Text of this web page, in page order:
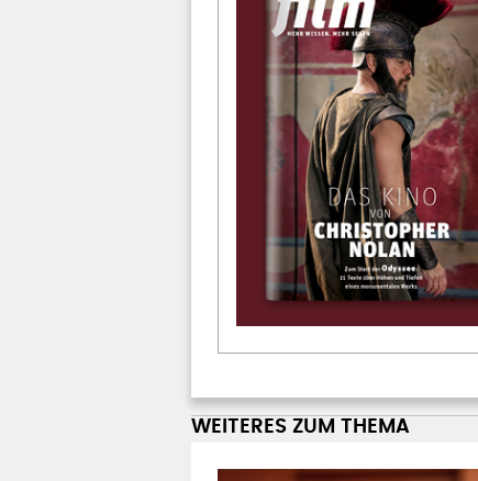
WEITERES ZUM THEMA